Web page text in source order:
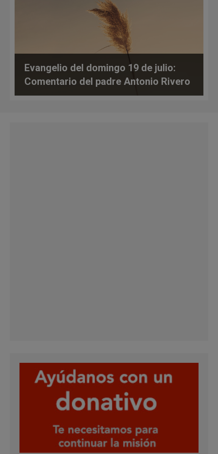
Evangelio del domingo 19 de julio:
Comentario del padre Antonio Rivero